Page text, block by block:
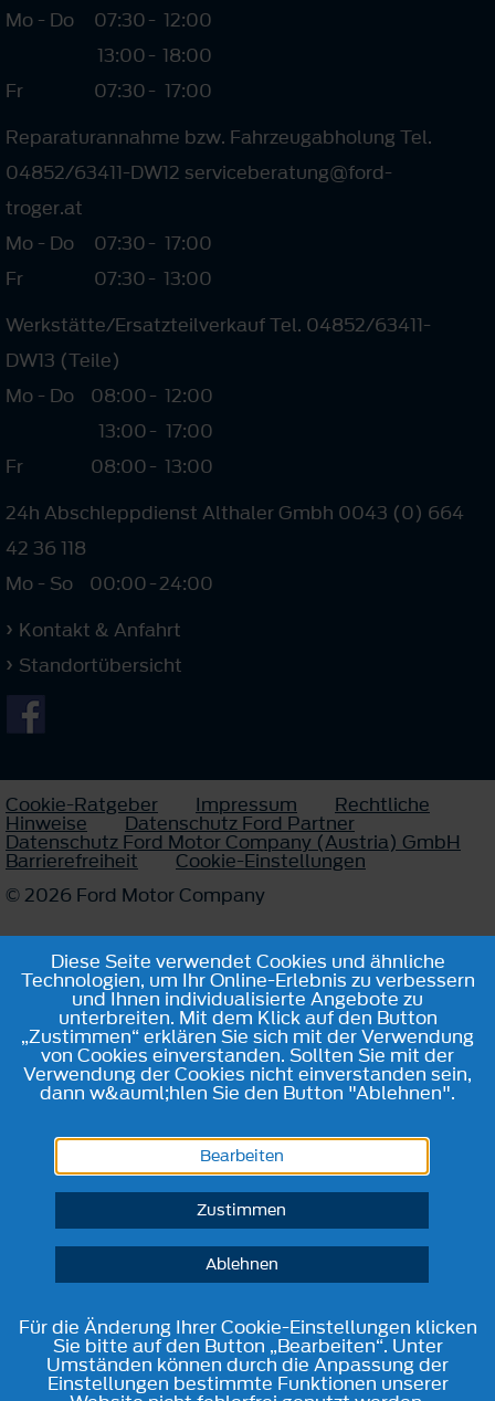
Mo - Do
07:30
13:00
-
-
12:00
18:00
Fr
07:30- 17:00
Reparaturannahme bzw. Fahrzeugabholung Tel.
04852/63411-DW12 serviceberatung@ford-
troger.at
Mo - Do
07:30- 17:00
Fr
07:30- 13:00
Werkstätte/Ersatzteilverkauf Tel. 04852/63411-
DW13 (Teile)
Mo - Do
08:00
13:00
-
-
12:00
17:00
Fr
08:00- 13:00
24h Abschleppdienst Althaler Gmbh 0043 (0) 664
42 36 118
Mo - So
00:00-24:00
Kontakt & Anfahrt
Standortübersicht
Cookie-Ratgeber Impressum Rechtliche
Hinweise Datenschutz Ford Partner
Datenschutz Ford Motor Company (Austria) GmbH
Barrierefreiheit
Cookie-Einstellungen
© 2026 Ford Motor Company
Diese Seite verwendet Cookies und ähnliche
Technologien, um Ihr Online-Erlebnis zu verbessern
und Ihnen individualisierte Angebote zu
unterbreiten. Mit dem Klick auf den Button
„Zustimmen“ erklären Sie sich mit der Verwendung
von Cookies einverstanden. Sollten Sie mit der
Verwendung der Cookies nicht einverstanden sein,
dann w&auml;hlen Sie den Button "Ablehnen".
Bearbeiten
Zustimmen
Ablehnen
Für die Änderung Ihrer Cookie-Einstellungen klicken
Sie bitte auf den Button „Bearbeiten“. Unter
Umständen können durch die Anpassung der
Einstellungen bestimmte Funktionen unserer